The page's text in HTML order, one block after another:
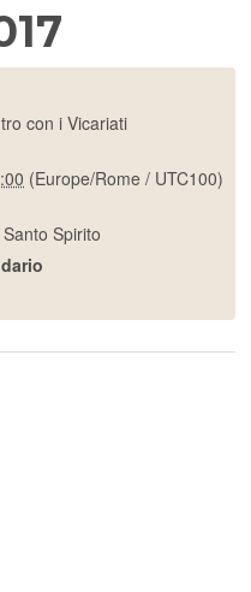
con i Vicariati
(Europe/Rome / UTC100)
Spirito